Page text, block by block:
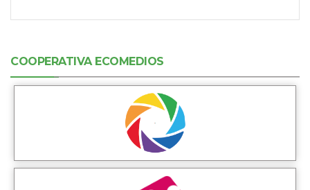
COOPERATIVA ECOMEDIOS